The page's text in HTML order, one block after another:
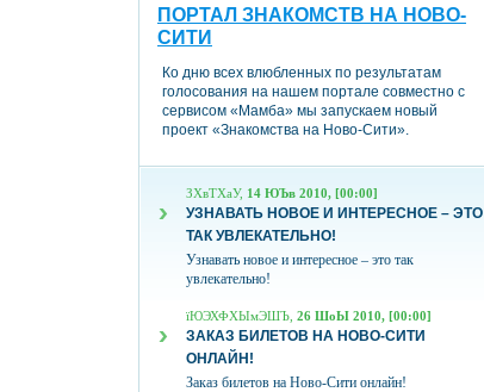
ПОРТАЛ ЗНАКОМСТВ НА НОВО-
СИТИ
Ко дню всех влюбленных по результатам
голосования на нашем портале совместно с
сервисом «Мамба» мы запускаем новый
проект «Знакомства на Ново-Сити».
ЗХвТХаУ, 14 ЮЪв 2010, [00:00]
УЗНАВАТЬ НОВОЕ И ИНТЕРЕСНОЕ – ЭТО
ТАК УВЛЕКАТЕЛЬНО!
Узнавать новое и интересное – это так
увлекательно!
їЮЭХФХЫмЭШЪ, 26 ШоЫ 2010, [00:00]
ЗАКАЗ БИЛЕТОВ НА НОВО-СИТИ
ОНЛАЙН!
Заказ билетов на Ново-Сити онлайн!